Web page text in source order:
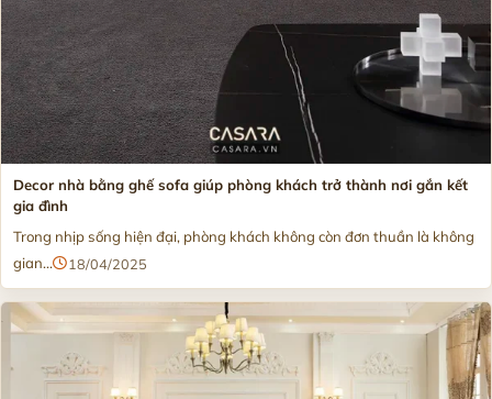
Decor nhà bằng ghế sofa giúp phòng khách trở thành nơi gắn kết
gia đình
Trong nhịp sống hiện đại, phòng khách không còn đơn thuần là không
gian...
18/04/2025